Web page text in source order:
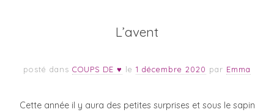
L’avent
posté dans COUPS DE ♥ le 1 décembre 2020 par Emma
Cette année il y aura des petites surprises et sous le sapin